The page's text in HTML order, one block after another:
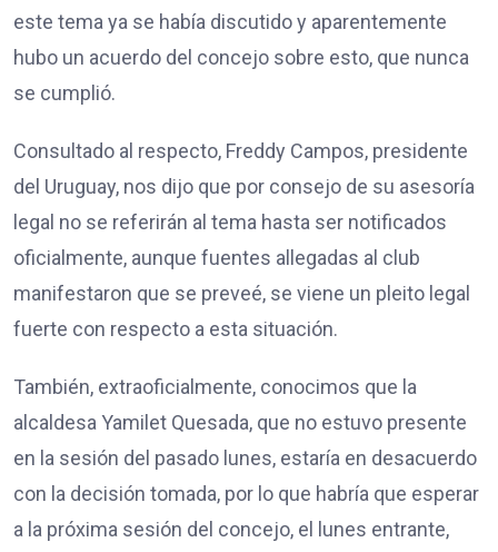
este tema ya se había discutido y aparentemente
hubo un acuerdo del concejo sobre esto, que nunca
se cumplió.
Consultado al respecto, Freddy Campos, presidente
del Uruguay, nos dijo que por consejo de su asesoría
legal no se referirán al tema hasta ser notificados
oficialmente, aunque fuentes allegadas al club
manifestaron que se preveé, se viene un pleito legal
fuerte con respecto a esta situación.
También, extraoficialmente, conocimos que la
alcaldesa Yamilet Quesada, que no estuvo presente
en la sesión del pasado lunes, estaría en desacuerdo
con la decisión tomada, por lo que habría que esperar
a la próxima sesión del concejo, el lunes entrante,